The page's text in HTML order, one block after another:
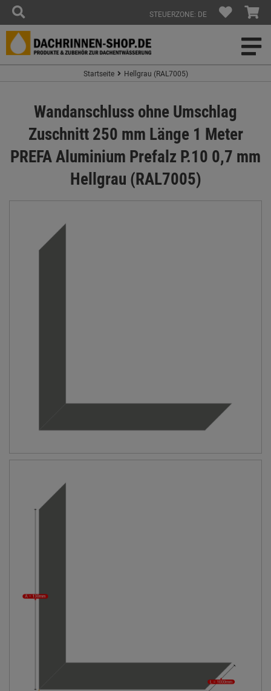
STEUERZONE: DE
Startseite Hellgrau (RAL7005)
Wandanschluss ohne Umschlag
Zuschnitt 250 mm Länge 1 Meter
PREFA Aluminium Prefalz P.10 0,7 mm
Hellgrau (RAL7005)